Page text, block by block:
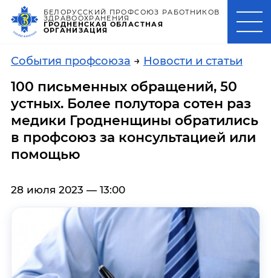
БЕЛОРУССКИЙ ПРОФСОЮЗ РАБОТНИКОВ
ЗДРАВООХРАНЕНИЯ
ГРОДНЕНСКАЯ ОБЛАСТНАЯ
ОРГАНИЗАЦИЯ
События профсоюза → Новости и статьи
100 письменных обращений, 50
устных. Более полутора сотен раз
медики Гродненщины обратились
в профсоюз за консультацией или
помощью
28 июля 2023 — 13:00